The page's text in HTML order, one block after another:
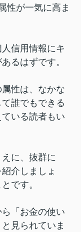
性が一気に高ま
信用情報にキ
るはずです。
性は、なかな
誰でもできる
ている読者もい
に、抜群に
介しましょ
です。
「お金の使い
見られていま